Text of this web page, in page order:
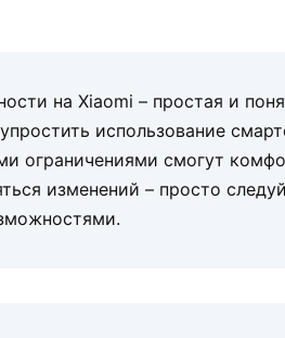
на Xiaomi – простая и
использование
ограничениями смогут
изменений – просто